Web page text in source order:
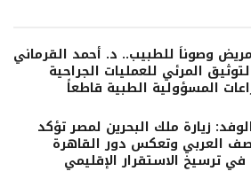
وصوناً للطبيب.. د. أحمد القرماني
المرئي للعمليات الجراحية
المسؤولية الطبية قاطعاً
زيارة ملك البحرين لمصر تؤكد
العربي وتعكس دور القاهرة
ترسيخ الاستقرار الإقليمي